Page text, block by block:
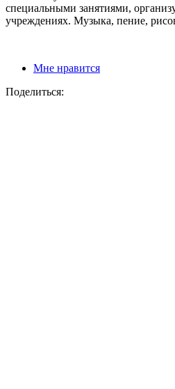
специальными занятиями,
учреждениях. Музыка, пение,
Мне нравится
Поделиться: